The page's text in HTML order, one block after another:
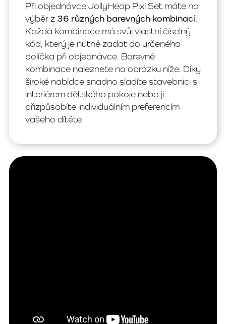
Při objednávce JollyHeap Pixi Set máte na
výběr z 36 různých barevných kombinací.
Každá kombinace má svůj vlastní číselný
kód, který je nutné zadat do určeného
políčka při objednávce. Barevné
kombinace naleznete na obrázku níže. Díky
široké nabídce snadno sladíte stavebnici s
interiérem dětského pokoje nebo ji
přizpůsobíte individuálním preferencím
vašeho dítěte.